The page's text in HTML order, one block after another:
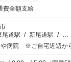
費全額支給
尾道駅 / 新尾道駅 / …
や病院 ※ご自宅近辺か